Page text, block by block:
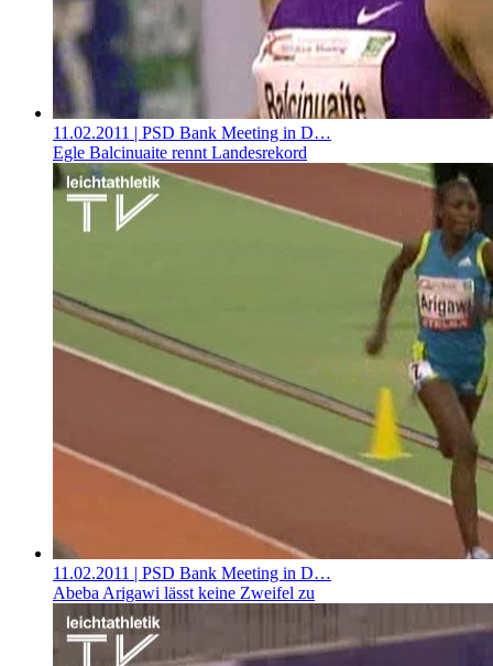
11.02.2011 | PSD Bank Meeting in D…
Egle Balcinuaite rennt Landesrekord
11.02.2011 | PSD Bank Meeting in D…
Abeba Arigawi lässt keine Zweifel zu